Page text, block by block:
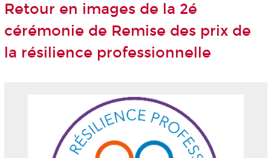
Retour en images de la 2é
cérémonie de Remise des prix de
la résilience professionnelle